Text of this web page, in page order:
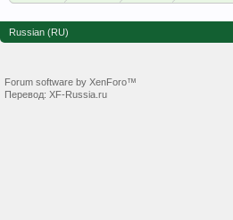
Russian (RU)
Forum software by XenForo™
Перевод: XF-Russia.ru